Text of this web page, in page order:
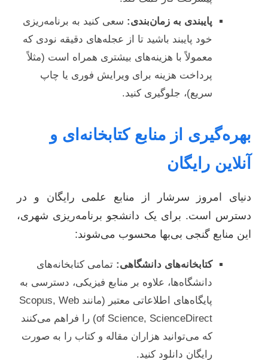
پایبندی به زمان‌بندی: سعی کنید به برنامه‌ریزی
خود پایبند باشید تا از عجله‌های دقیقه نودی که
معمولاً با هزینه‌های بیشتری همراه است (مثلاً
پرداخت هزینه برای ویرایش فوری یا چاپ
سریع)، جلوگیری کنید.
بهره‌گیری از منابع کتابخانه‌ای و
آنلاین رایگان
دنیای امروز سرشار از منابع علمی رایگان و در
دسترس است. برای یک دانشجو برنامه‌ریزی شهری،
این منابع گنجی بی‌بها محسوب می‌شوند:
کتابخانه‌های دانشگاهی: تمامی کتابخانه‌های
دانشگاه‌ها، علاوه بر منابع فیزیکی، دسترسی به
پایگاه‌های اطلاعاتی معتبر (مانند Scopus, Web
of Science, ScienceDirect) را فراهم می‌کنند
که می‌توانید هزاران مقاله و کتاب را به صورت
رایگان دانلود کنید.